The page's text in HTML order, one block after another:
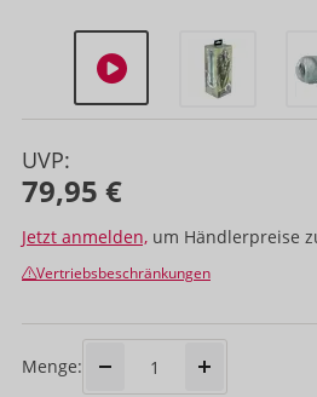
UVP:
79,95 €
Jetzt anmelden, um Händlerpreise
Vertriebsbeschränkungen
Menge: